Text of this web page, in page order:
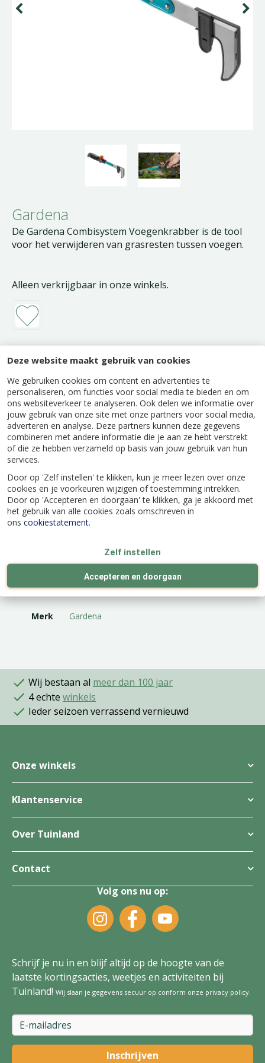
Deze website maakt gebruik van cookies
We gebruiken cookies om content en advertenties te
personaliseren, om functies voor social media te bieden en om
ons websiteverkeer te analyseren. Ook delen we informatie over
jouw gebruik van onze site met onze partners voor social media,
adverteren en analyse. Deze partners kunnen deze gegevens
combineren met andere informatie die je aan ze hebt verstrekt
of die ze hebben verzameld op basis van jouw gebruik van hun
services.
Door op 'Zelf instellen' te klikken, kun je meer lezen over onze
cookies en je voorkeuren wijzigen of toestemming intrekken.
Door op 'Accepteren en doorgaan' te klikken, ga je akkoord met
het gebruik van alle cookies zoals omschreven in
ons cookiestatement.
Zelf instellen
Accepteren en doorgaan
Gardena
De Gardena Combisystem Voegenkrabber is de tool
voor het verwijderen van grasresten tussen voegen.
Alleen verkrijgbaar in onze winkels.
Beschrijving
Handige voegenkrabber voor het verwijderen
van grasresten tussen de voegen van je tegels.
Deze Gardena handkrabber kan zowel als
handgereedschap dan wel aangesteeld worden
gebruikt voor optimaal gebruiksgemak. Het
geslepen, dubbelzijdig mes is gemaakt van
gehard roestvrijstaal.
Specificaties
4078500023566
Merk Gardena
Wij bestaan al meer dan 100 jaar
4 echte winkels
Ieder seizoen verrassend vernieuwd
Onze winkels
Klantenservice
Over Tuinland
Contact
Volg ons nu op:
Schrijf je nu in en blijf altijd op de hoogte van de
laatste kortingsacties, weetjes en activiteiten bij
Tuinland! Wij slaan je gegevens secuur op conform onze privacy policy.